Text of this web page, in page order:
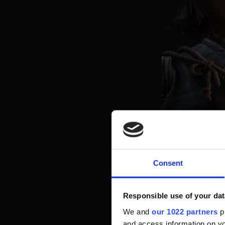
Consent
Responsible use of your
We and our 1022 partners
sogar von den
Wurzeln der